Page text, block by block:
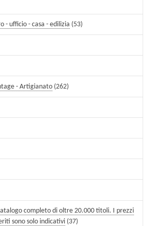
- ufficio - casa - edilizia (53)
- Artigianato (262)
completo di oltre 20.000 titoli. I prezzi
sono solo indicativi (37)